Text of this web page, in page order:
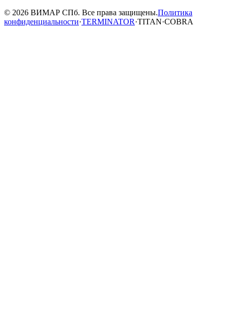
© 2026 ВИМАР СПб. Все права защищены.Политика
конфиденциальности·TERMINATOR·TITAN·COBRA